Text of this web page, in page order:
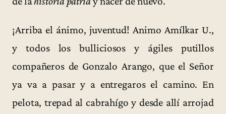
¡Arriba el ánimo, juventud! Animo Amílkar U.,
y todos los bulliciosos y ágiles putillos
compañeros de Gonzalo Arango, que el Señor
ya va a pasar y a entregaros el camino. En
pelota, trepad al cabrahígo y desde allí arrojad